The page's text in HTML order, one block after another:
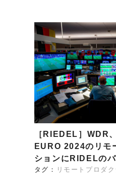
I
E
D
E
L
audiotechni
k
LAWO
［RIEDEL］WDR
EURO 2024のリモ
ションにRIDELの
タグ： リモートプロダ